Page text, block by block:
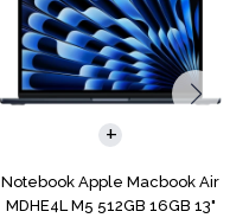
Notebook Apple Macbook Air
MDHE4L M5 512GB 16GB 13"
COMPARAR